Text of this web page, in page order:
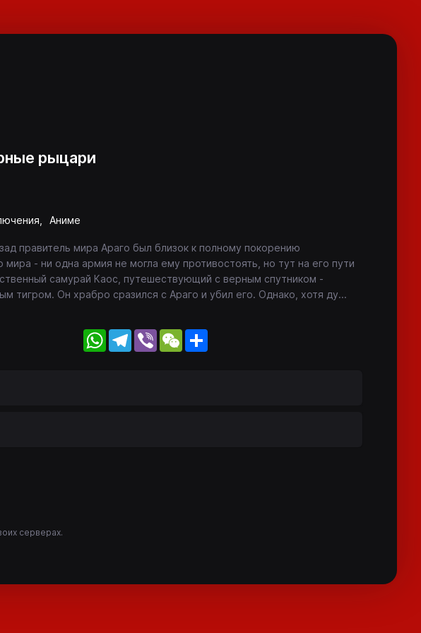
рыцари
Аниме
правитель мира Араго был близок к полному покорению
мира - ни одна армия не могла ему противостоять, но тут на его пути
самурай Каос, путешествующий с верным спутником -
тигром. Он храбро сразился с Араго и убил его. Однако, хотя ду...
WhatsApp
Telegram
Viber WeChat
серверах.